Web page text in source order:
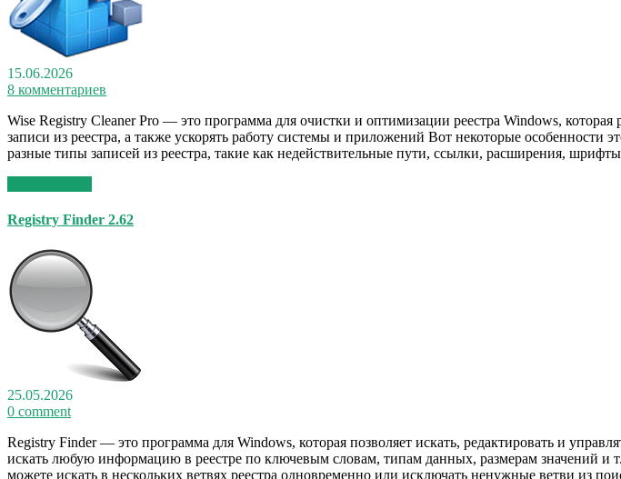
15.06.2026
8 комментариев
Wise Registry Cleaner Pro — это программа для очистки и оптимизации реестра Windows,
записи из реестра, а также ускорять работу системы и приложений Вот некоторые
разные типы записей из реестра, такие как недействительные пути, ссылки, расширения,
Registry Finder 2.62
25.05.2026
0 comment
Registry Finder — это программа для Windows, которая позволяет искать, редактировать и
искать любую информацию в реестре по ключевым словам, типам данных, размерам значений и
можете искать в нескольких ветвях реестра одновременно или исключать ненужные ветви из